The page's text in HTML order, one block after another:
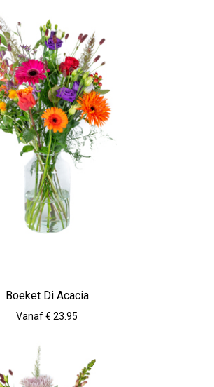
Boeket Di Acacia
Vanaf € 23.95